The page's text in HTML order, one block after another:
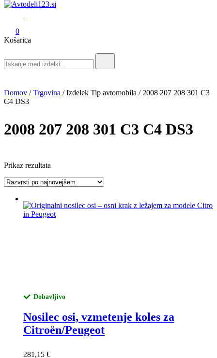
Avtodeli123.si
Prodaja rezervnih avtodelov
0
Košarica
for:
Domov /Trgovina / Izdelek Tip avtomobila / 2008 207 208 301 C3
C4 DS3
2008 207 208 301 C3 C4 DS3
Prikaz rezultata
Dobavljivo
Nosilec osi, vzmetenje koles za
Citroën/Peugeot
281,15 €